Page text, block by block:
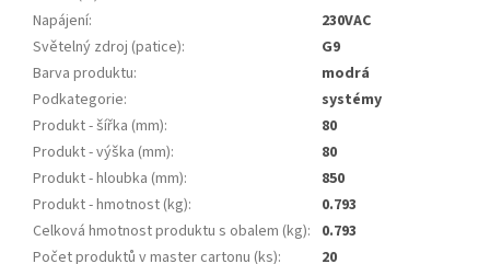
Napájení:
230VAC
Světelný zdroj (patice):
G9
Barva produktu:
modrá
Podkategorie:
systémy
Produkt - šířka (mm):
80
Produkt - výška (mm):
80
Produkt - hloubka (mm):
850
Produkt - hmotnost (kg):
0.793
Celková hmotnost produktu s obalem (kg): 0.793
Počet produktů v master cartonu (ks): 20